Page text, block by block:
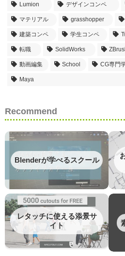
Lumion デザインコンペ
マテリアル grasshopper
建築コンペ 学生コンペ
転職 SolidWorks
動画編集 School CG専門
Maya
Recommend
Blenderが学べるスクール
レタッチに使える添景サ
イト